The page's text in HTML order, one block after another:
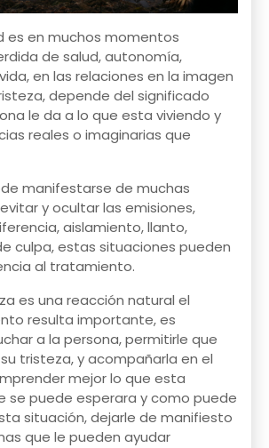
es en muchos momentos
de salud, autonomía,
en las relaciones en la imagen
depende del significado
le da a lo que esta viviendo y
reales o imaginarias que
manifestarse de muchas
y ocultar las emisiones,
aislamiento, llanto,
culpa, estas situaciones pueden
al tratamiento.
es una reacción natural el
resulta importante, es
a la persona, permitirle que
tristeza, y acompañarla en el
mejor lo que esta
se puede esperara y como puede
situación, dejarle de manifiesto
que le pueden ayudar